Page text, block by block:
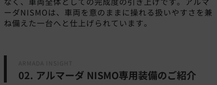
ーダNISMOは、車両を意のままに操れる扱いやすさを兼
ね備えた一台へと仕上げられています。
ARMADA INSIGHT
02. アルマーダ NISMO専用装備のご紹介